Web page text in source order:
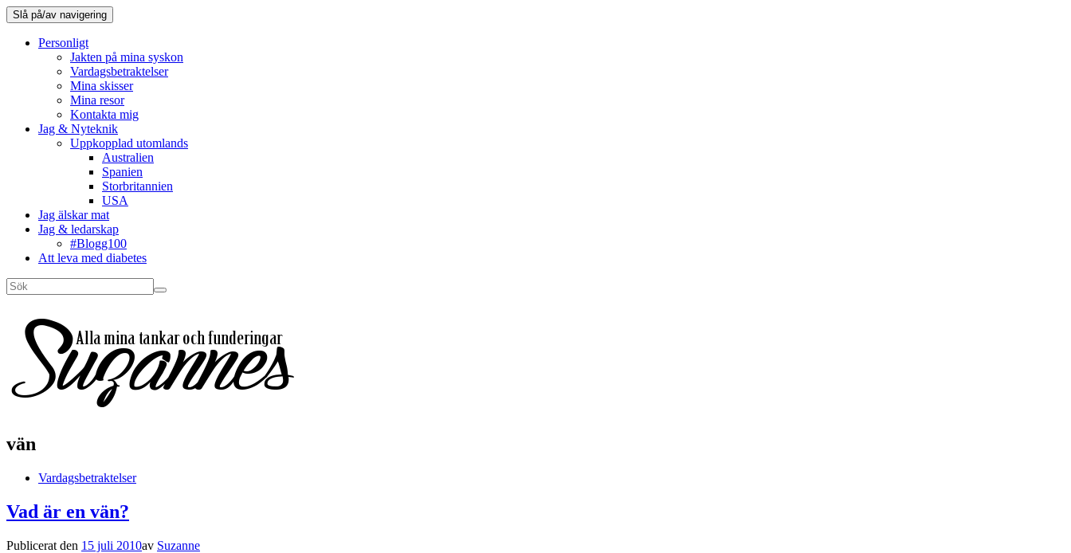
Slå på/av navigering
Personligt
Jakten på mina syskon
Vardagsbetraktelser
Mina skisser
Mina resor
Kontakta mig
Jag & Nyteknik
Uppkopplad utomlands
Australien
Spanien
Storbritannien
USA
Jag älskar mat
Jag & ledarskap
#Blogg100
Att leva med diabetes
vän
Vardagsbetraktelser
Vad är en vän?
Publicerat den 15 juli 2010av Suzanne